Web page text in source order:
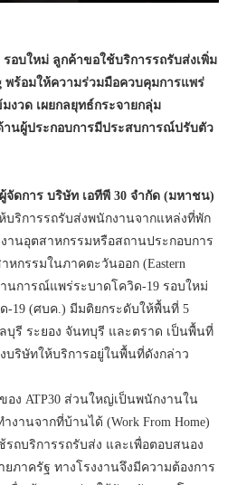
รอบใหม่ ลูกค้าขอใช้บริการรถรับส่งเพิ่ม
พร้อมให้ความร่วมมือควบคุมการแพร่
งวด เผยกลยุทธ์กระจายกลุ่ม
านผู้ประกอบการมีประสบการณ์ปรับตัว
จัดการ บริษัท เอทีพี 30 จำกัด (มหาชน)
บริการรถรับส่งพนักงานจากแหล่งที่พัก
านอุตสาหกรรมหรือสถานประกอบการ
กรรมในภาคตะวันออก (Eastern
านการณ์แพร่ระบาดโควิด-19 รอบใหม่
19 (ศบค.) มีมติยกระดับให้พื้นที่ 5
บุรี ระยอง จันทบุรี และตราด เป็นพื้นที่
บริษัทให้บริการอยู่ในพื้นที่ดังกล่าว
อง ATP30 ส่วนใหญ่เป็นพนักงานใน
งานจากที่บ้านได้ (Work From Home)
รถบริการรถรับส่ง และเพื่อตอบสนอง
ยภาครัฐ ทางโรงงานจึงมีความต้องการ